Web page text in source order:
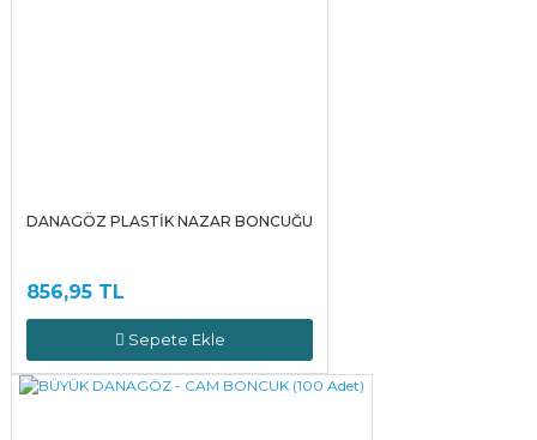
DANAGÖZ PLASTİK NAZAR BONCUĞU
856,95 TL
Sepete Ekle